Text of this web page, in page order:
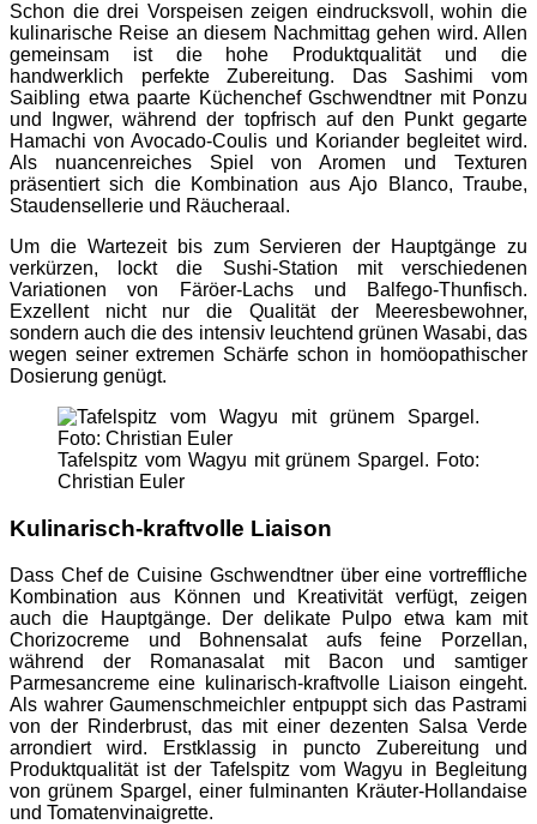
Schon die drei Vorspeisen zeigen eindrucksvoll, wohin die
kulinarische Reise an diesem Nachmittag gehen wird. Allen
gemeinsam ist die hohe Produktqualität und die
handwerklich perfekte Zubereitung. Das Sashimi vom
Saibling etwa paarte Küchenchef Gschwendtner mit Ponzu
und Ingwer, während der topfrisch auf den Punkt gegarte
Hamachi von Avocado-Coulis und Koriander begleitet wird.
Als nuancenreiches Spiel von Aromen und Texturen
präsentiert sich die Kombination aus Ajo Blanco, Traube,
Staudensellerie und Räucheraal.
Um die Wartezeit bis zum Servieren der Hauptgänge zu
verkürzen, lockt die Sushi-Station mit verschiedenen
Variationen von Färöer-Lachs und Balfego-Thunfisch.
Exzellent nicht nur die Qualität der Meeresbewohner,
sondern auch die des intensiv leuchtend grünen Wasabi, das
wegen seiner extremen Schärfe schon in homöopathischer
Dosierung genügt.
Tafelspitz vom Wagyu mit grünem Spargel. Foto:
Christian Euler
Kulinarisch-kraftvolle Liaison
Dass Chef de Cuisine Gschwendtner über eine vortreffliche
Kombination aus Können und Kreativität verfügt, zeigen
auch die Hauptgänge. Der delikate Pulpo etwa kam mit
Chorizocreme und Bohnensalat aufs feine Porzellan,
während der Romanasalat mit Bacon und samtiger
Parmesancreme eine kulinarisch-kraftvolle Liaison eingeht.
Als wahrer Gaumenschmeichler entpuppt sich das Pastrami
von der Rinderbrust, das mit einer dezenten Salsa Verde
arrondiert wird. Erstklassig in puncto Zubereitung und
Produktqualität ist der Tafelspitz vom Wagyu in Begleitung
von grünem Spargel, einer fulminanten Kräuter-Hollandaise
und Tomatenvinaigrette.